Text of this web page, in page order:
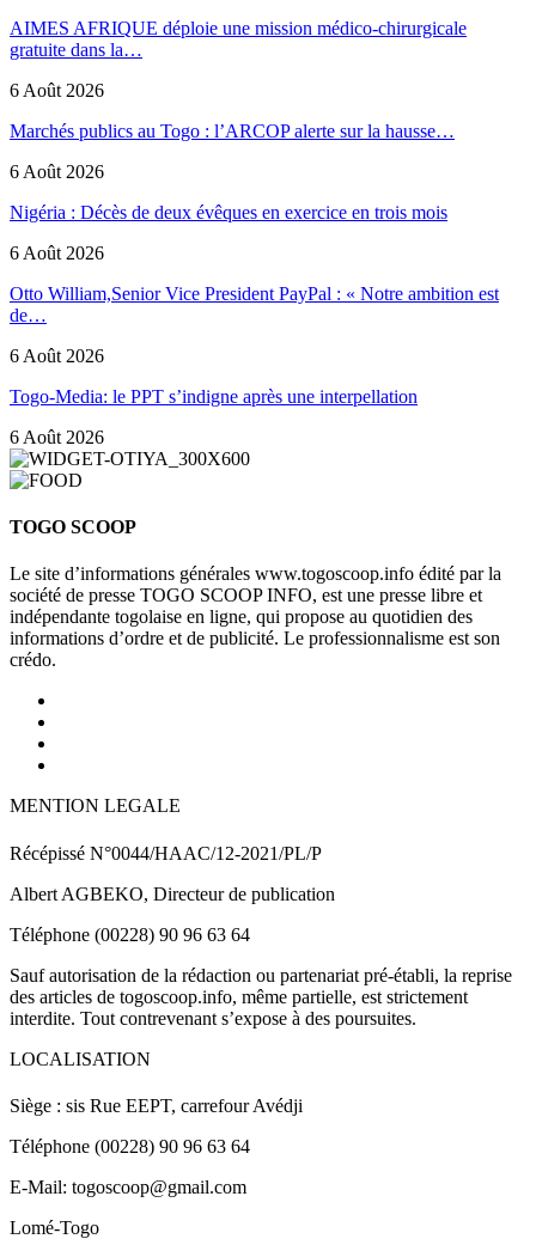
AIMES AFRIQUE déploie une mission médico-chirurgicale
gratuite dans la…
6 Août 2026
Marchés publics au Togo : l’ARCOP alerte sur la hausse…
6 Août 2026
Nigéria : Décès de deux évêques en exercice en trois mois
6 Août 2026
Otto William,Senior Vice President PayPal : « Notre ambition est
de…
6 Août 2026
Togo-Media: le PPT s’indigne après une interpellation
6 Août 2026
TOGO SCOOP
Le site d’informations générales www.togoscoop.info édité par la
société de presse TOGO SCOOP INFO, est une presse libre et
indépendante togolaise en ligne, qui propose au quotidien des
informations d’ordre et de publicité. Le professionnalisme est son
crédo.
MENTION LEGALE
Récépissé N°0044/HAAC/12-2021/PL/P
Albert AGBEKO, Directeur de publication
Téléphone (00228) 90 96 63 64
Sauf autorisation de la rédaction ou partenariat pré-établi, la reprise
des articles de togoscoop.info, même partielle, est strictement
interdite. Tout contrevenant s’expose à des poursuites.
LOCALISATION
Siège : sis Rue EEPT, carrefour Avédji
Téléphone (00228) 90 96 63 64
E-Mail: togoscoop@gmail.com
Lomé-Togo